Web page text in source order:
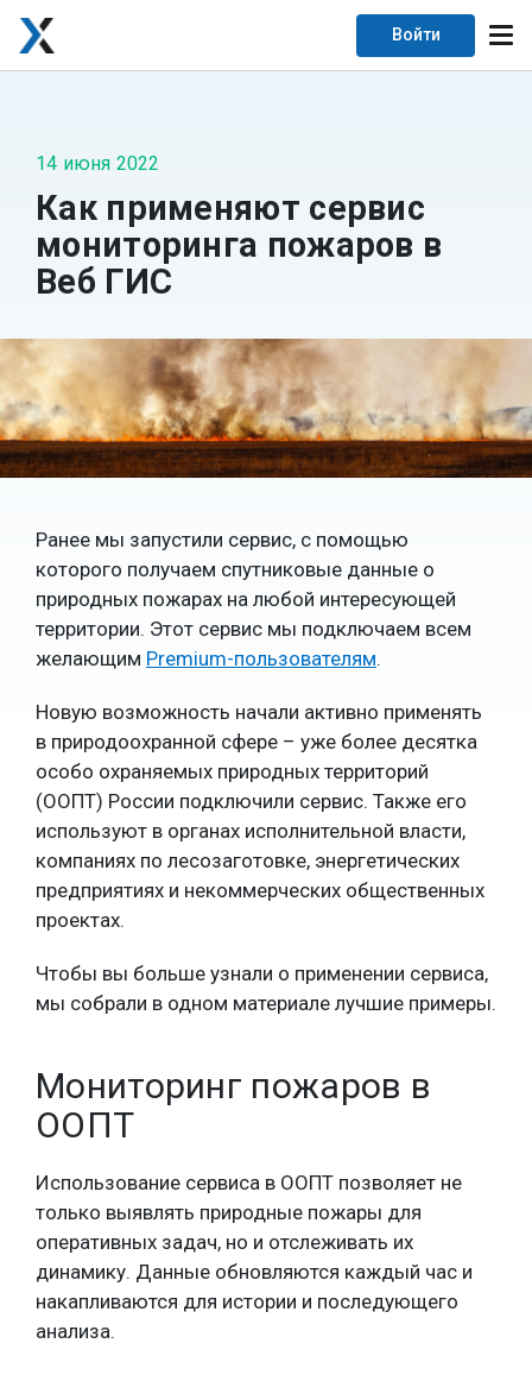
Войти
14 июня 2022
Как применяют сервис
мониторинга пожаров в
Веб ГИС
Ранее мы запустили сервис, с помощью
которого получаем спутниковые данные о
природных пожарах на любой интересующей
территории. Этот сервис мы подключаем всем
желающим Premium-пользователям.
Новую возможность начали активно применять
в природоохранной сфере – уже более десятка
особо охраняемых природных территорий
(ООПТ) России подключили сервис. Также его
используют в органах исполнительной власти,
компаниях по лесозаготовке, энергетических
предприятиях и некоммерческих общественных
проектах.
Чтобы вы больше узнали о применении сервиса,
мы собрали в одном материале лучшие примеры.
Мониторинг пожаров в
ООПТ
Использование сервиса в ООПТ позволяет не
только выявлять природные пожары для
оперативных задач, но и отслеживать их
динамику. Данные обновляются каждый час и
накапливаются для истории и последующего
анализа.